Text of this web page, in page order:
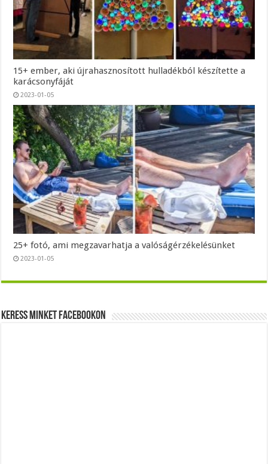
15+ ember, aki újrahasznosított hulladékból készítette a
karácsonyfáját
2023-01-05
25+ fotó, ami megzavarhatja a valóságérzékelésünket
2023-01-05
Keress minket Facebookon